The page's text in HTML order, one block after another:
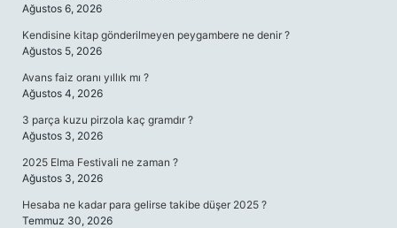
Ağustos 6, 2026
Kendisine kitap gönderilmeyen peygambere ne denir ?
Ağustos 5, 2026
Avans faiz oranı yıllık mı ?
Ağustos 4, 2026
3 parça kuzu pirzola kaç gramdır ?
Ağustos 3, 2026
2025 Elma Festivali ne zaman ?
Ağustos 3, 2026
Hesaba ne kadar para gelirse takibe düşer 2025 ?
Temmuz 30, 2026